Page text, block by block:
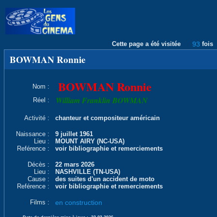
Cette page a été visitée 93 fois
BOWMAN Ronnie
Nom : BOWMAN Ronnie
Réel : William Franklin BOWMAN
Activité : chanteur et compositeur américain
Naissance :
9 juillet 1961
Lieu :
MOUNT AIRY (NC-USA)
Reférence :
voir bibliographie et remerciements
Décès :
22 mars 2026
Lieu :
NASHVILLE (TN-USA)
Cause :
des suites d'un accident de moto
Reférence :
voir bibliographie et remerciements
Films : en construction